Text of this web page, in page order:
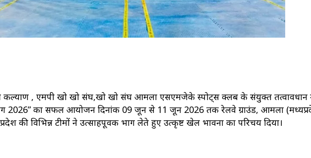
कल्याण , एमपी खो खो संघ,खो खो संघ आमला एसएमजेके स्पोर्ट्स क्लब के संयुक्त तत्वावधान
2026” का सफल आयोजन दिनांक 09 जून से 11 जून 2026 तक रेलवे ग्राउंड, आमला
प्रदेश की विभिन्न टीमों ने उत्साहपूर्वक भाग लेते हुए उत्कृष्ट खेल भावना का परिचय दिया।